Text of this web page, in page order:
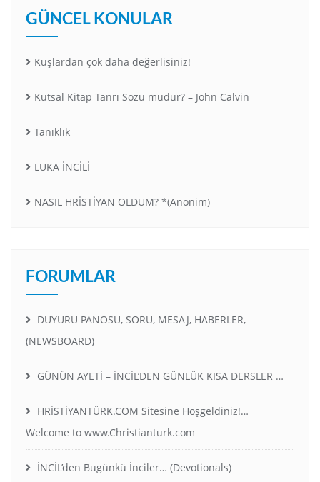
GÜNCEL KONULAR
Kuşlardan çok daha değerlisiniz!
Kutsal Kitap Tanrı Sözü müdür? – John Calvin
Tanıklık
LUKA İNCİLİ
NASIL HRİSTİYAN OLDUM? *(Anonim)
FORUMLAR
DUYURU PANOSU, SORU, MESAJ, HABERLER,
(NEWSBOARD)
GÜNÜN AYETİ – İNCİL’DEN GÜNLÜK KISA DERSLER …
HRİSTİYANTÜRK.COM Sitesine Hoşgeldiniz!…
Welcome to www.Christianturk.com
İNCİL’den Bugünkü İnciler… (Devotionals)